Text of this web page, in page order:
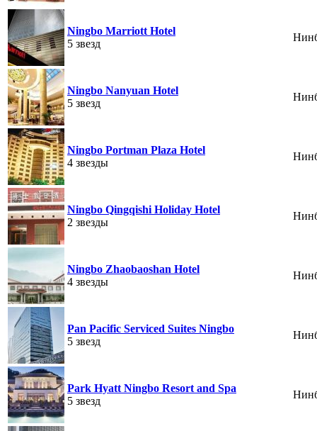
Ningbo Marriott Hotel
5 звезд
Ningbo Nanyuan Hotel
5 звезд
Ningbo Portman Plaza Hotel
4 звезды
Ningbo Qingqishi Holiday Hotel
2 звезды
Ningbo Zhaobaoshan Hotel
4 звезды
Pan Pacific Serviced Suites Ningbo
5 звезд
Park Hyatt Ningbo Resort and Spa
5 звезд